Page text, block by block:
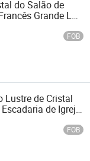
do Salão de
Grande Luz
FOB
Lustre de Cristal
de Igreja
de Teto LED
FOB